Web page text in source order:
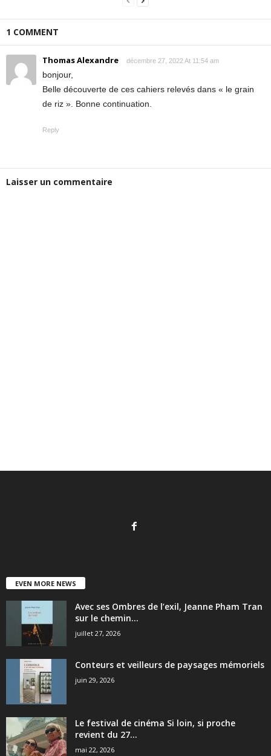
1 COMMENT
Thomas Alexandre décembre 27, 2022 At 11:54 am
bonjour,
Belle découverte de ces cahiers relevés dans « le grain
de riz ». Bonne continuation.
Reply
Laisser un commentaire
EVEN MORE NEWS
Avec ses Ombres de l’exil, Jeanne Pham Tran
sur le chemin...
juillet 27, 2026
Conteurs et veilleurs de paysages mémoriels
juin 29, 2026
Le festival de cinéma Si loin, si proche
revient du 27...
mai 22, 2026